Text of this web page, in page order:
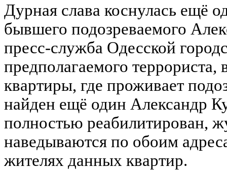
Дурная слава коснулась ещё
бывшего подозреваемого
пресс-служба Одесской
предполагаемого
квартиры, где проживает
найден ещё один Александр
полностью реабилитирован,
наведываются по обоим
жителях данных квартир.